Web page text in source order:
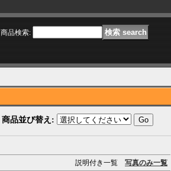
商品検索:
商品並び替え :
説明付き一覧 写真のみ一覧